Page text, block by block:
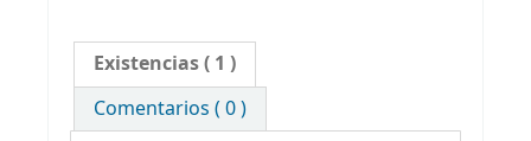
Existencias( 1 )
Comentarios ( 0 )